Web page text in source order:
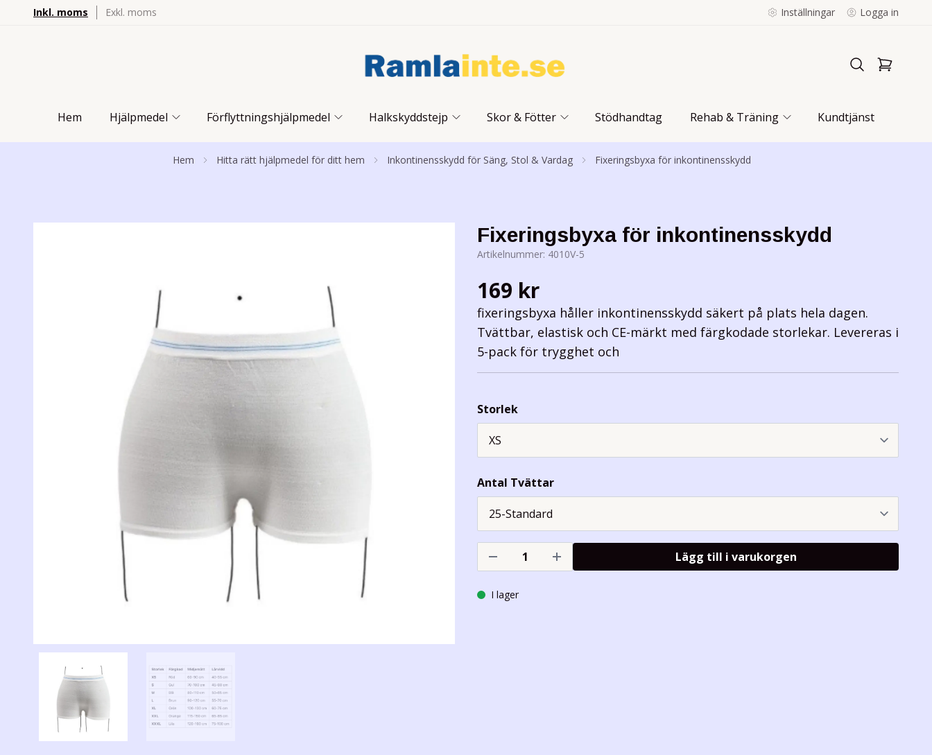
Inkl. moms Exkl. moms Inställningar Logga in
Hem Hjälpmedel Förflyttningshjälpmedel Halkskyddstejp Skor & Fötter Stödhandtag Rehab & Träning Kundtjänst
Hem Hitta rätt hjälpmedel för ditt hem Inkontinensskydd för Säng, Stol & Vardag Fixeringsbyxa för inkontinensskydd
Fixeringsbyxa för inkontinensskydd
Artikelnummer: 4010V-5
169 kr
fixeringsbyxa håller inkontinensskydd säkert på plats hela dagen.
Tvättbar, elastisk och CE-märkt med färgkodade storlekar. Levereras i
5-pack för trygghet och
Storlek
Antal Tvättar
Lägg till i varukorgen
I lager